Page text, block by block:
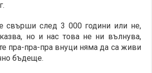
свърши след 3 000 години или не,
но и нас това не ни вълнува,
пра-пра-пра внуци няма да са живи
бъдеще.